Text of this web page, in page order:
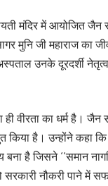
मंदिर में आयोजित
मुनि जी महाराज का
उनके दूरदर्शी
वीरता का धर्म है।
किया है। उन्होंने कहा
है जिसने ‘‘समान
नौकरी पाने में